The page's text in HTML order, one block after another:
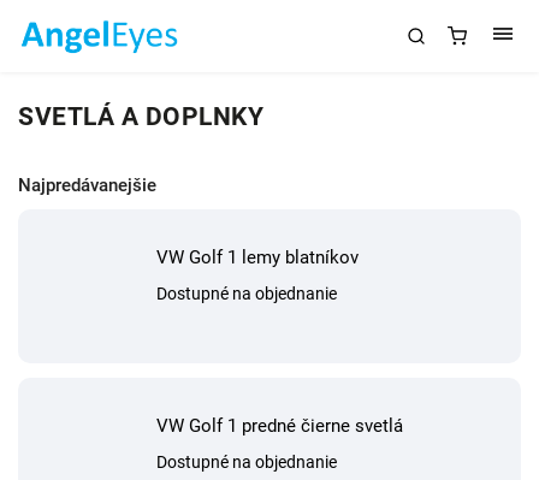
SVETLÁ A DOPLNKY
Najpredávanejšie
VW Golf 1 lemy blatníkov
Dostupné na objednanie
VW Golf 1 predné čierne svetlá
Dostupné na objednanie